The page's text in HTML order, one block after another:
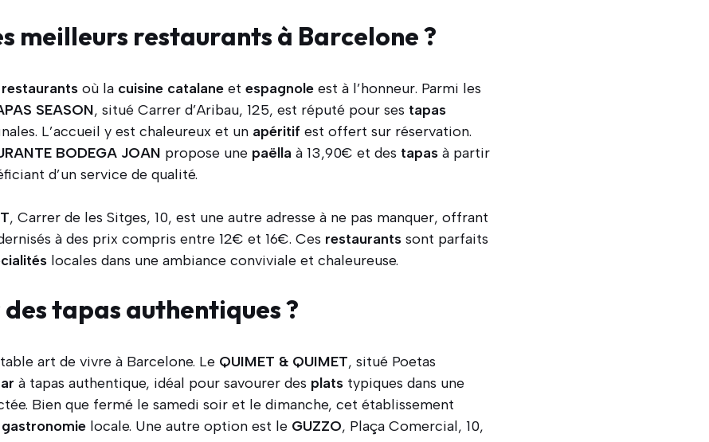
meilleurs restaurants à Barcelone ?
restaurants où la cuisine catalane et espagnole est à l’honneur. Parmi les
SEASON, situé Carrer d’Aribau, 125, est réputé pour ses tapas
L’accueil y est chaleureux et un apéritif est offert sur réservation.
BODEGA JOAN propose une paëlla à 13,90€ et des tapas à partir
d’un service de qualité.
, Carrer de les Sitges, 10, est une autre adresse à ne pas manquer, offrant
à des prix compris entre 12€ et 16€. Ces restaurants sont parfaits
locales dans une ambiance conviviale et chaleureuse.
tapas authentiques ?
art de vivre à Barcelone. Le QUIMET & QUIMET, situé Poetas
à tapas authentique, idéal pour savourer des plats typiques dans une
Bien que fermé le samedi soir et le dimanche, cet établissement
gastronomie locale. Une autre option est le GUZZO, Plaça Comercial, 10,